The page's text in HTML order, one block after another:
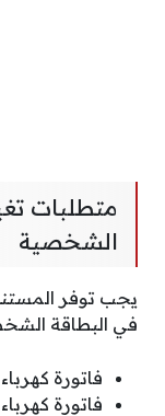
متطلبات
الشخصية
يجب توفر
في البطاقة
فاتورة
فاتورة